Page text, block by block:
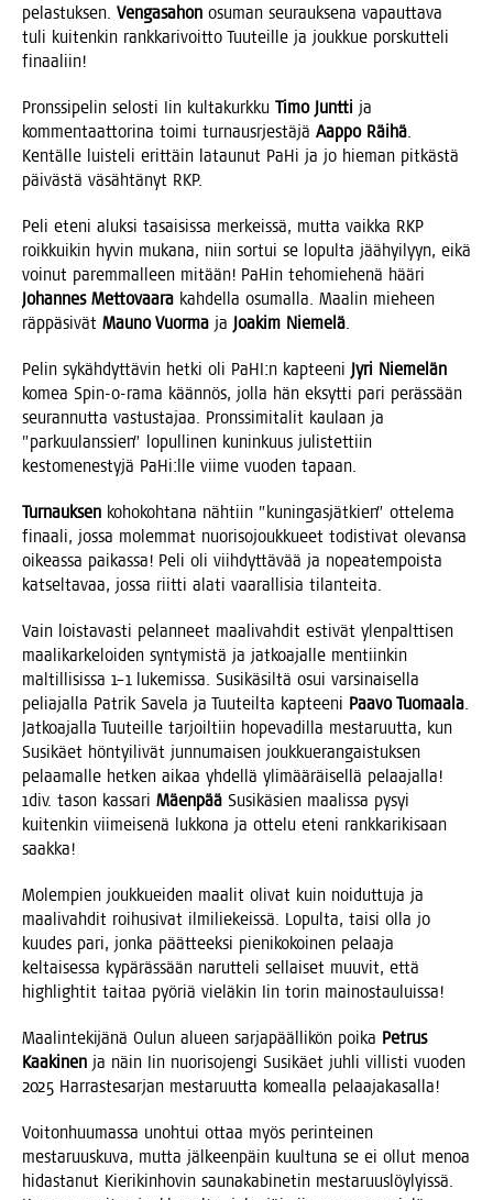
pelas­tuk­sen. Ven­ga­sa­hon osu­man seu­rauk­se­na vapaut­ta­va
tuli kui­ten­kin rank­ka­ri­voit­to Tuu­teil­le ja jouk­kue pors­kut­te­li
finaaliin!
Prons­si­pe­lin selos­ti Iin kul­ta­kurk­ku Timo Junt­ti ja
kom­men­taat­to­ri­na toi­mi tur­nausr­jes­tä­jä Aap­po Räi­hä.
Ken­täl­le luis­te­li erit­täin latau­nut PaHi ja jo hie­man pit­käs­tä
päi­väs­tä väsäh­tä­nyt RKP.
Peli ete­ni aluk­si tasai­sis­sa mer­keis­sä, mut­ta vaik­ka RKP
roik­kui­kin hyvin muka­na, niin sor­tui se lopul­ta jää­hyi­lyyn, eikä
voi­nut parem­mal­leen mitään! PaHin teho­mie­he­nä hää­ri
Johan­nes Met­to­vaa­ra kah­del­la osu­mal­la. Maa­lin mie­heen
räp­pä­si­vät Mau­no Vuor­ma ja Joa­kim Nie­me­lä.
Pelin sykäh­dyt­tä­vin het­ki oli PaHI:n kap­tee­ni Jyri Nie­me­län
komea Spin-o-rama kään­nös, jol­la hän eksyt­ti pari peräs­sään
seu­ran­nut­ta vas­tus­ta­jaa. Prons­si­mi­ta­lit kau­laan ja
”par­kuu­lans­sien” lopul­li­nen kunin­kuus julis­tet­tiin
kes­to­me­nes­ty­jä PaHi:lle vii­me vuo­den tapaan.
Tur­nauk­sen koho­koh­ta­na näh­tiin ”kunin­gas­jät­kien” otte­le­ma
finaa­li, jos­sa molem­mat nuo­ri­so­jouk­ku­eet todis­ti­vat ole­van­sa
oikeas­sa pai­kas­sa! Peli oli viih­dyt­tä­vää ja nopea­tem­pois­ta
kat­sel­ta­vaa, jos­sa riit­ti ala­ti vaa­ral­li­sia tilanteita.
Vain lois­ta­vas­ti pelan­neet maa­li­vah­dit esti­vät ylen­palt­ti­sen
maa­li­kar­ke­loi­den syn­ty­mis­tä ja jat­koa­jal­le men­tiin­kin
mal­til­li­sis­sa 1–1 luke­mis­sa. Susi­kä­sil­tä osui var­si­nai­sel­la
pelia­jal­la Pat­rik Save­la ja Tuu­teil­ta kap­tee­ni Paa­vo Tuo­maa­la.
Jat­koa­jal­la Tuu­teil­le tar­joil­tiin hope­va­dil­la mes­ta­ruut­ta, kun
Susi­käet hön­tyi­li­vät jun­nu­mai­sen jouk­kue­ran­gais­tuk­sen
pelaa­mal­le het­ken aikaa yhdel­lä yli­mää­räi­sel­lä pelaa­jal­la!
1div. tason kas­sa­ri Mäen­pää Susi­kä­sien maa­lis­sa pysyi
kui­ten­kin vii­mei­se­nä luk­ko­na ja otte­lu ete­ni rank­ka­ri­ki­saan
saakka!
Molem­pien jouk­kuei­den maa­lit oli­vat kuin noi­dut­tu­ja ja
maa­li­vah­dit roi­husi­vat ilmi­lie­keis­sä. Lopul­ta, tai­si olla jo
kuu­des pari, jon­ka päät­teek­si pie­ni­ko­koi­nen pelaa­ja
kel­tai­ses­sa kypä­räs­sään narut­te­li sel­lai­set muu­vit, että
high­ligh­tit tai­taa pyö­riä vie­lä­kin Iin torin mainostauluissa!
Maa­lin­te­ki­jä­nä Oulun alu­een sar­ja­pääl­li­kön poi­ka Pet­rus
Kaa­ki­nen ja näin Iin nuo­ri­so­jen­gi Susi­käet juh­li vil­lis­ti vuo­den
2025 Har­ras­te­sar­jan mes­ta­ruut­ta komeal­la pelaajakasalla!
Voi­ton­huu­mas­sa unoh­tui ottaa myös perin­tei­nen
mes­ta­ruus­ku­va, mut­ta jäl­keen­päin kuul­tu­na se ei ollut menoa
hidas­ta­nut Kie­ri­kin­ho­vin sau­na­ka­bi­ne­tin mes­ta­ruus­löy­lyis­sä.